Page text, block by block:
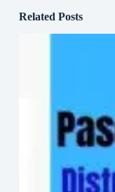
Related Posts